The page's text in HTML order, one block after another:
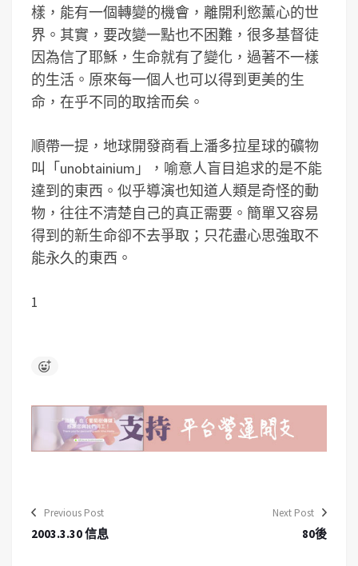
樣，能有一個轉變的機會，離開利慾薰心的世
界。其實，要改變一點也不困難，很多基督徒
因為信了耶穌，生命就有了變化，過著不一樣
的生活。原來每一個人也可以得到更美的生
命，在乎不同的取捨而矣。
順帶一提，地球開發商看上潘多拉星球的礦物
叫「unobtainium」，喻意人盲目追求的是不能
達到的東西。似乎導演也知道人類是奇怪的動
物，往往不清楚自己的真正需要。簡單又容易
得到的新生命卻不去爭取；只花盡心思強取不
能永久的東西。
1
Previous Post
2003.3.30 信息
Next Post
80後